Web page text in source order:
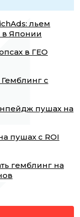
льем
в Японии
в ГЕО
с
пушах на
пушах с ROI
гемблинг на